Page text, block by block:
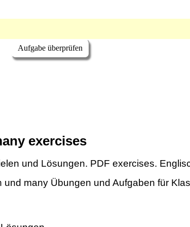
exercises
und Lösungen. PDF exercises.
many Übungen und Aufgaben für